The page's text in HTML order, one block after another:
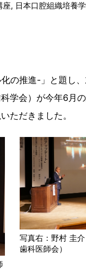
, 日本口腔組織培養学
の推進-」と題し
学会）が今年6月
ただきました。
写真右：野村 圭
歯科医師会）